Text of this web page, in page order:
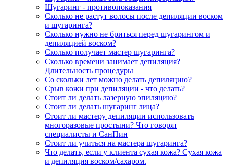
Шугаринг - противопоказания
Сколько не растут волосы после депиляции воском
и шугаринга?
Сколько нужно не бриться перед шугарингом и
депиляцией воском?
Сколько получает мастер шугаринга?
Сколько времени занимает депиляция?
Длительность процедуры
Со скольки лет можно делать депиляцию?
Срыв кожи при депиляции - что делать?
Стоит ли делать лазерную эпиляцию?
Стоит ли делать шугаринг лица?
Стоит ли мастеру депиляции использовать
многоразовые простыни? Что говорят
специалисты и СанПин
Стоит ли учиться на мастера шугаринга?
Что делать, если у клиента сухая кожа? Сухая кожа
и депиляция воском/сахаром.